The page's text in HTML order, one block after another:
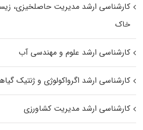
کارشناسی ارشد مدیریت حاصلخیزی،
خاک
کارشناسی ارشد علوم و مهندسی آب
کارشناسی ارشد اگرواکولوژی و ژنتیک
کارشناسی ارشد مدیریت کشاورزی